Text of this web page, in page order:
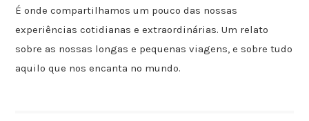
É onde compartilhamos um pouco das nossas
experiências cotidianas e extraordinárias. Um relato
sobre as nossas longas e pequenas viagens, e sobre tudo
aquilo que nos encanta no mundo.